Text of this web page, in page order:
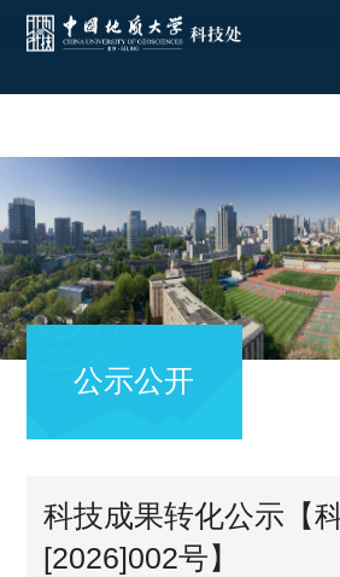
公示公开
科技成果转化公示【
[2026]002号】